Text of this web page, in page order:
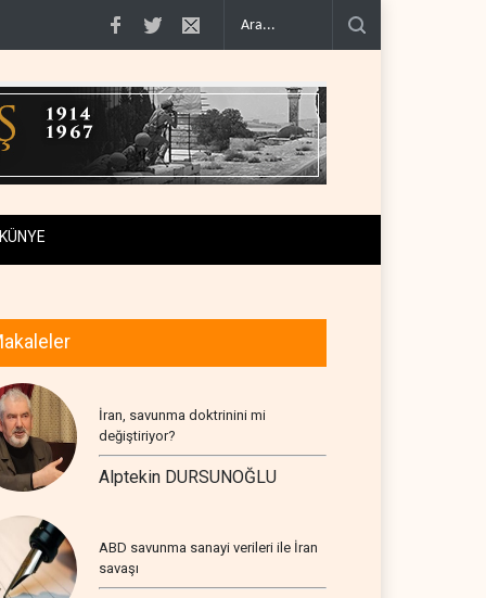
Trump, mühimmat krizini ifşa edenleri tehdit etti..
KÜNYE
İran, savunma doktrinini mi
değiştiriyor?
Alptekin DURSUNOĞLU
ABD savunma sanayi verileri ile İran
savaşı